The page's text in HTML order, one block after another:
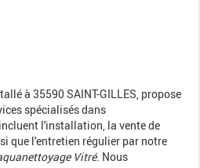
à 35590 SAINT-GILLES, propose
spécialisés dans
l'installation, la vente de
que l'entretien régulier par notre
Vitré. Nous